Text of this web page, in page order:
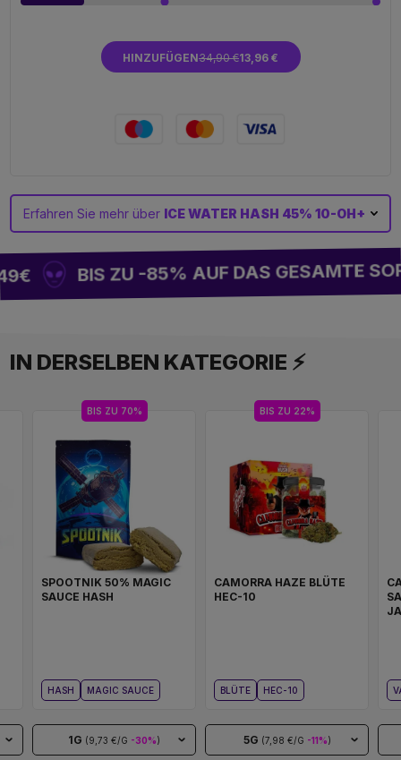
HINZUFÜGEN34,90 €13,96 €
Erfahren Sie mehr über ICE WATER HASH 45% 10-OH+
BIS ZU -85% AUF DAS GESAMTE
IN DERSELBEN KATEGORIE ⚡
BIS ZU 70%
SPOOTNIK 50% MAGIC
SAUCE HASH
HASH MAGIC SAUCE
1G (9,73 €/G -30%)
BIS ZU 22%
CAMORRA HAZE BLÜTE
HEC-10
BLÜTE HEC-10
5G (7,98 €/G -11%)